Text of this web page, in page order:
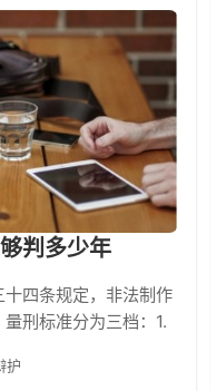
疫情期间生产防疫假
生意" 江苏某药厂批量
足正品的5...
判多少年
十四条规定，非法制作
刑标准分为三档：1.
，并处罚金3. 特别严
护